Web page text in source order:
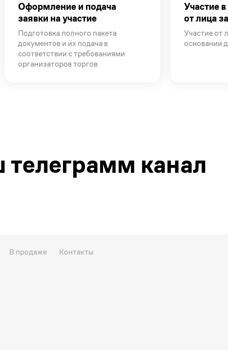
Оформление и подача
заявки на участие
Подготовка полного пакета
документов и их подача в
соответствии с требованиями
организаторов торгов
Участие в
от лица
Участие от
основании
канал
В продаже Контакты